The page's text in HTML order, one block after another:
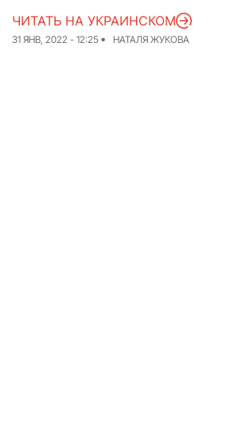
Команда
Авторы
31 ЯНВ, 2022 - 12:25 НАТАЛЯ ЖУКОВА
ЧИТАТЬ НА УКРАИНСКОМ